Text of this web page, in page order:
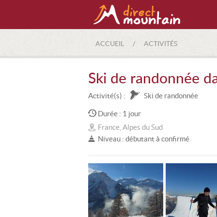
ACCUEIL / ACTIVITÉS
Ski de randonnée
Activité(s) : Ski de randonnée
Durée : 1 jour
France, Alpes du Sud
Niveau : débutant à confirmé